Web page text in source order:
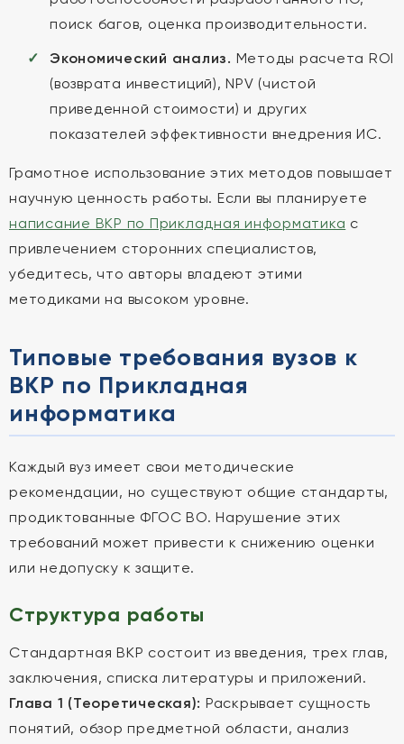
поиск багов, оценка производительности.
Экономический анализ. Методы расчета ROI
(возврата инвестиций), NPV (чистой
приведенной стоимости) и других
показателей эффективности внедрения ИС.
Грамотное использование этих методов повышает
научную ценность работы. Если вы планируете
написание ВКР по Прикладная информатика с
привлечением сторонних специалистов,
убедитесь, что авторы владеют этими
методиками на высоком уровне.
Типовые требования вузов к
ВКР по Прикладная
информатика
Каждый вуз имеет свои методические
рекомендации, но существуют общие стандарты,
продиктованные ФГОС ВО. Нарушение этих
требований может привести к снижению оценки
или недопуску к защите.
Структура работы
Стандартная ВКР состоит из введения, трех глав,
заключения, списка литературы и приложений.
Глава 1 (Теоретическая): Раскрывает сущность
понятий, обзор предметной области, анализ